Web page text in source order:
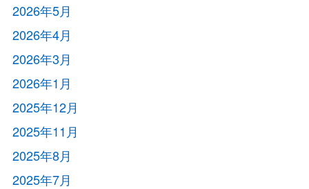
2026年5月
2026年4月
2026年3月
2026年1月
2025年12月
2025年11月
2025年8月
2025年7月